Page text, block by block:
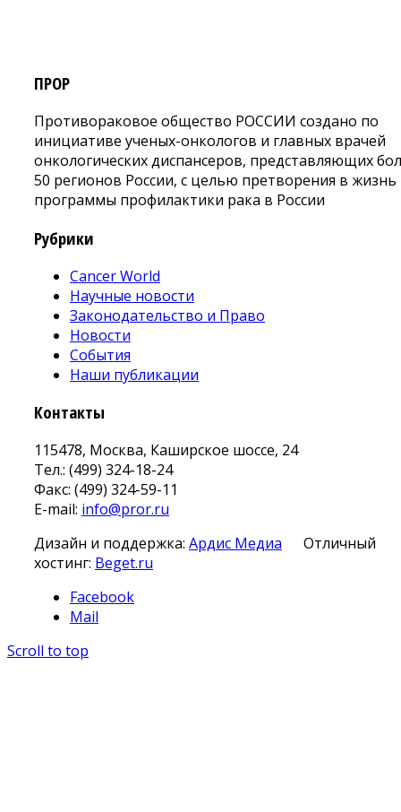
ПРОР
Противораковое общество РОССИИ создано по
инициативе ученых-онкологов и главных врачей
онкологических диспансеров, представляющих
50 регионов России, с целью претворения в жизнь
программы профилактики рака в России
Рубрики
Cancer World
Научные новости
Законодательство и Право
Новости
События
Наши публикации
Контакты
115478, Москва, Каширское шоссе, 24
Тел.: (499) 324-18-24
Факс: (499) 324-59-11
E-mail: info@pror.ru
Дизайн и поддержка: Ардис Медиа
Отличный
хостинг: Beget.ru
Facebook
Mail
Scroll to top